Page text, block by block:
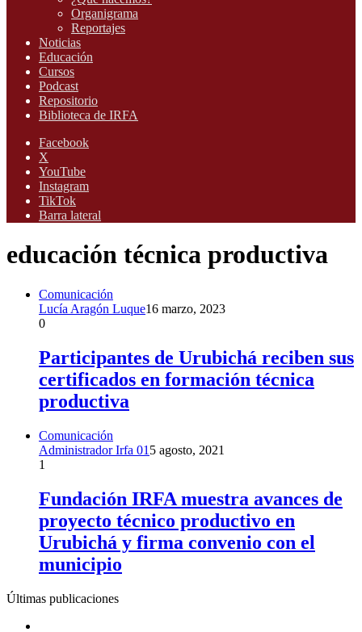
Organigrama
Reportajes
Noticias
Educación
Cursos
Podcast
Repositorio
Biblioteca de IRFA
Facebook
X
YouTube
Instagram
TikTok
Barra lateral
educación técnica productiva
Comunicación
Lucía Aragón Luque16 marzo, 2023
0
Participantes de Urubichá reciben sus
certificados en formación técnica
productiva
Comunicación
Administrador Irfa 01 5 agosto, 2021
1
Fundación IRFA muestra avances de
proyecto técnico productivo en
Urubichá y firma convenio con el
municipio
Últimas publicaciones